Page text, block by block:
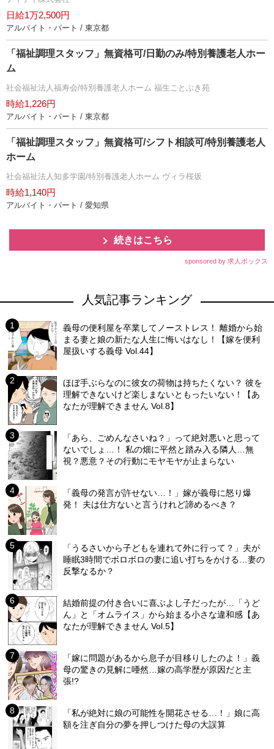
日給1万2,500円
アルバイト・パート / 東京都
「福祉調理スタッフ」無資格可/日勤のみ/特別養護老人ホー
ム
社会福祉法人福寿会/特別養護老人ホーム 福生ことぶき苑
時給1,226円
アルバイト・パート / 東京都
「福祉調理スタッフ」無資格可/シフト相談可/特別養護老人
ホーム
社会福祉法人知多学園/特別養護老人ホーム ヴィラ桜坂
時給1,140円
アルバイト・パート / 愛知県
続きはこちら
sponsored by 求人ボックス
人気記事ランキング
義母の便利屋を卒業してノーストレス！ 離婚から始
まる妻と娘の新たな人生に悔いはなし！【嫁を便利
屋扱いする義母 Vol.44】
ほぼ手ぶらなのに彼女の荷物は持ちたくない？ 彼を
理解できないけど楽しまないともったいない！【あ
なたが理解できません Vol.8】
「あら、ごめんなさいね？」って絶対悪いと思って
ないでしょ…！ 私の畑に平然と踏み入る隣人…無
視？悪意？その行動にモヤモヤが止まらない
「義母の発言が許せない…！」嫁が義母に怒り爆
発！ 夫は仕方ないと言うけれど諦めるべき？
「うるさいから子どもを連れて外に行って？」夫が
睡眠3時間でボロボロの妻に追い打ちをかける…妻の
反撃なるか？
結婚前提の付き合いに喜ぶよし子だったが…「うど
ん」と「オムライス」から始まる小さな違和感【あ
なたが理解できません Vol.5】
「嫁に問題があるから息子が目移りしたのよ！」義
母の驚きの見解に唖然…嫁の高学歴が原因だと主
張!?
「私が絶対に娘の可能性を開花させる…！」娘に高
額を注ぎ自分の夢を押しつけた母の大誤算